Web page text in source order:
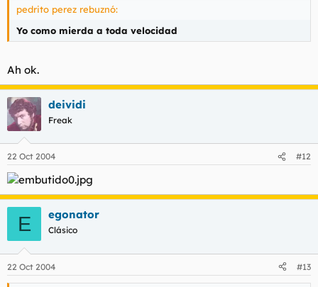
pedrito perez rebuznó:
Yo como mierda a toda velocidad
Ah ok.
deividi
Freak
22 Oct 2004 #12
E egonator
Clásico
22 Oct 2004 #13